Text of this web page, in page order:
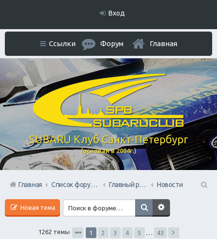
Вход
SUBARU Клуб Санкт-Петербург
(основан в 2004г.)
Ссылки Форум Главная
Главная Список форумов Главный раздел
Новости
Новая тема
1262 темы 1 2 3 4 5 43